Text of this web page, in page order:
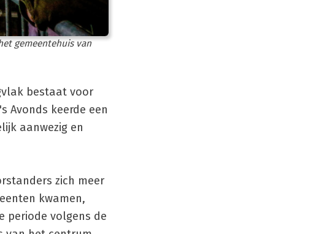
gemeentehuis van
bestaat voor
Avonds keerde een
aanwezig en
zich meer
kwamen,
periode volgens de